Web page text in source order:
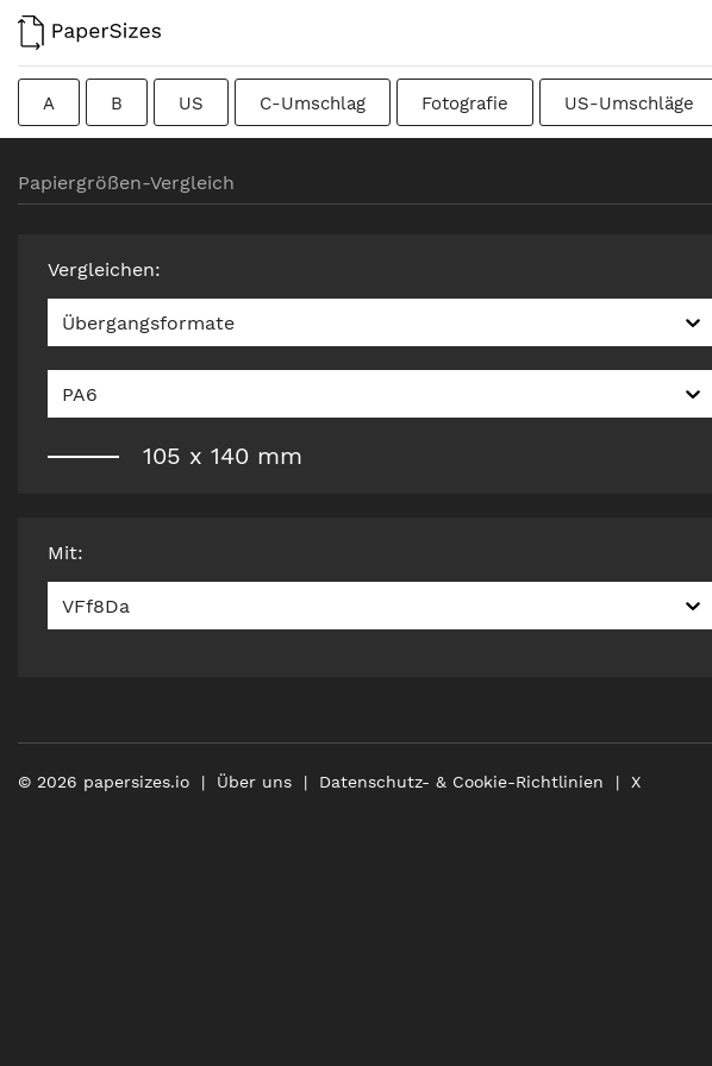
A B US C-Umschlag Fotografie US-Umschläge
Rohformat Kanadisch Traditionell britisch
Papiergrößen-Vergleich
Vergleichen:
Übergangsformate
PA6
105 x 140 mm
Mit:
VFf8Da
© 2026 papersizes.io Über uns Datenschutz- & Cookie-Richtlinien X